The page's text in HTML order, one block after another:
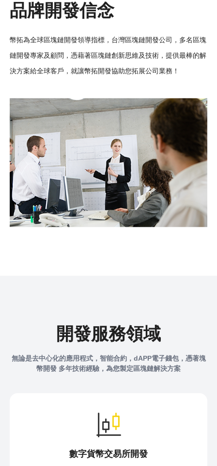
品牌開發信念
幣拓為全球區塊鏈開發領導指標，台灣區塊鏈開發公司，多名區塊
鏈開發專家及顧問，憑藉著區塊鏈創新思維及技術，提供最棒的解
決方案給全球客戶，就讓幣拓開發協助您拓展公司業務！
開發服務領域
無論是去中心化的應用程式，智能合約，dAPP電子錢包，憑著塊
幣開發 多年技術經驗，為您製定區塊鏈解決方案
數字貨幣交易所開發